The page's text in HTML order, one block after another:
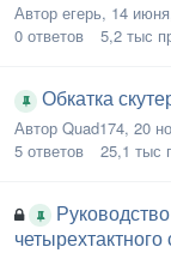
Автор егерь, 14
0 ответов 5,2 тыс
Обкатка
Автор Quad174, 20
5 ответов 25,1 тыс
четырехтактного